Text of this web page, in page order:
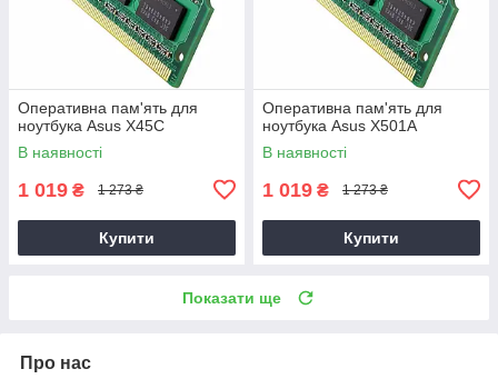
Оперативна пам'ять для
ноутбука Asus X45C
В наявності
1 019 ₴ 1 273 ₴
Купити
Оперативна пам'ять для
ноутбука Asus X501A
В наявності
1 019 ₴ 1 273 ₴
Купити
Показати ще
Про нас